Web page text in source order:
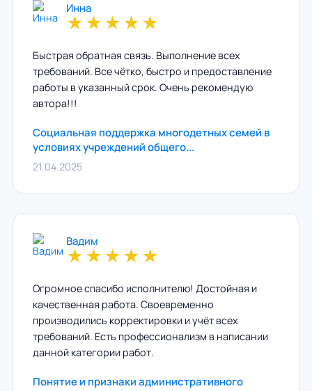
Инна
★★★★★
Быстрая обратная связь. Выполнение всех
требований. Все чётко, быстро и предоставление
работы в указанный срок. Очень рекомендую
автора!!!
Социальная поддержка многодетных семей в
условиях учреждений общего...
21.04.2025
Вадим
★★★★★
Огромное спасибо исполнителю! Достойная и
качественная работа. Своевременно
производились корректировки и учёт всех
требований. Есть профессионализм в написании
данной категории работ.
Понятие и признаки административного